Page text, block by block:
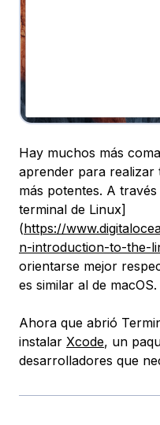
Hay muchos más
aprender para realizar
más potentes. A
terminal de Linux]
(https://
n-introduction-to-the-
orientarse mejor
es similar al de macOS.
Ahora que abrió
instalar Xcode, un
desarrolladores que